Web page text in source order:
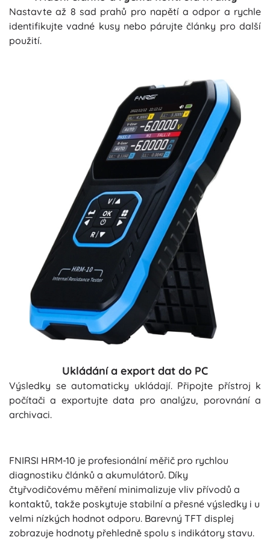
Nastavte až 8 sad prahů pro napětí a odpor a rychle
identifikujte vadné kusy nebo párujte články pro další
použití.
Ukládání a export dat do PC
Výsledky se automaticky ukládají. Připojte přístroj k
počítači a exportujte data pro analýzu, porovnání a
archivaci.
FNIRSI HRM-10 je profesionální měřič pro rychlou
diagnostiku článků a akumulátorů. Díky
čtyřvodičovému měření minimalizuje vliv přívodů a
kontaktů, takže poskytuje stabilní a přesné výsledky i u
velmi nízkých hodnot odporu. Barevný TFT displej
zobrazuje hodnoty přehledně spolu s indikátory stavu.